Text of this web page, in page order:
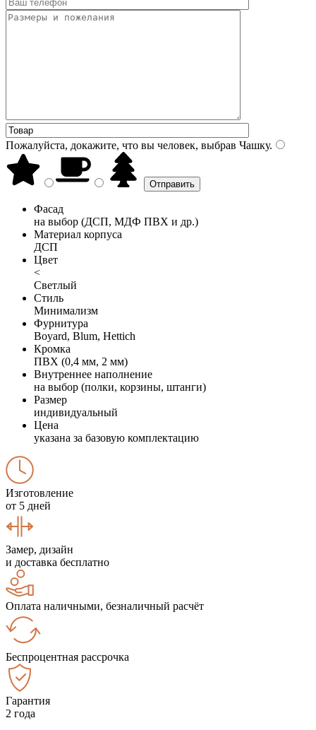
Пожалуйста, докажите, что вы человек, выбрав Чашку.
Фасад
на выбор (ДСП, МДФ ПВХ и др.)
Материал корпуса
ДСП
Цвет
<
Светлый
Стиль
Минимализм
Фурнитура
Boyard, Blum, Hettich
Кромка
ПВХ (0,4 мм, 2 мм)
Внутреннее наполнение
на выбор (полки, корзины, штанги)
Размер
индивидуальный
Цена
указана за базовую комплектацию
Изготовление
от 5 дней
Замер, дизайн
и доставка бесплатно
Оплата наличными, безналичный расчёт
Беспроцентная рассрочка
Гарантия
2 года